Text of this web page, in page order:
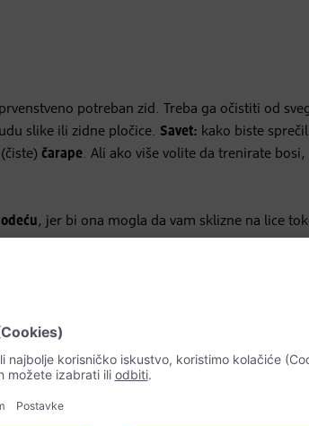
potreban zid. Treba ga očistiti od
slike ili zidne pločice. Savet: kako biste
čarape. Ali ako više volite da trenirate bosi,
, jer bi ona mogla da vam sklizne na lice
glavu od jednog ramena prema drugom,
kosti.
prema gore. Okrenite gornji deo tela i glavu
vežbu nekoliko puta.